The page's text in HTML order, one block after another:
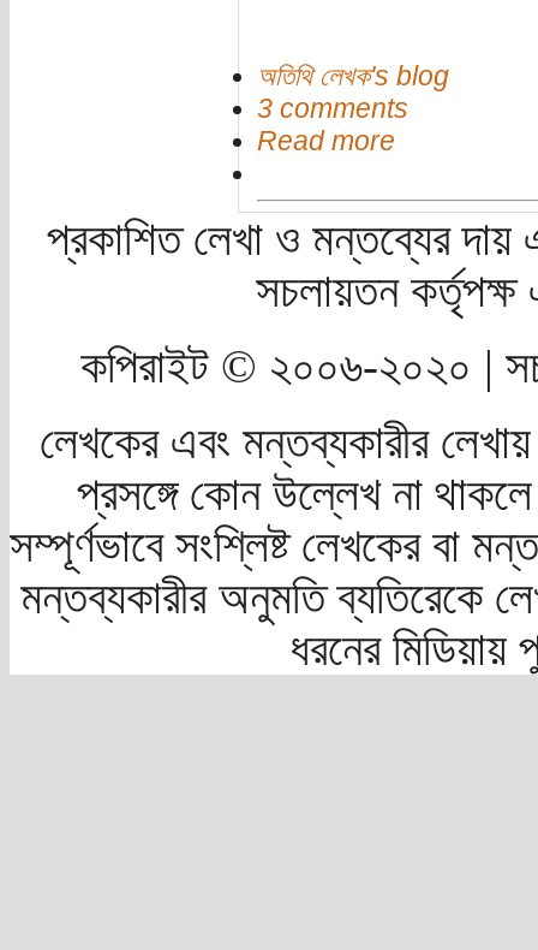
অতিথি লেখক's blog
3 comments
Read more
প্রকাশিত লেখা ও মন্তব্যের দায়
সচলায়তন
কপিরাইট © ২০০৬-২০২০ |
লেখকের এবং মন্তব্যকারীর
প্রসঙ্গে কোন উল্লেখ না
সম্পূর্ণভাবে সংশ্লিষ্ট লেখকের বা
মন্তব্যকারীর অনুমতি ব্যতিরেকে
ধরনের মিডিয়ায়